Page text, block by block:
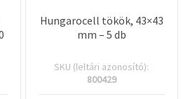
Hungarocell tökök, 43×43
mm – 5 db
SKU (leltári azonosító):
800429